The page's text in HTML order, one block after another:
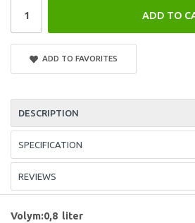
ADD TO
ADD TO FAVORITES
DESCRIPTION
SPECIFICATION
REVIEWS
Volym:0,8 liter